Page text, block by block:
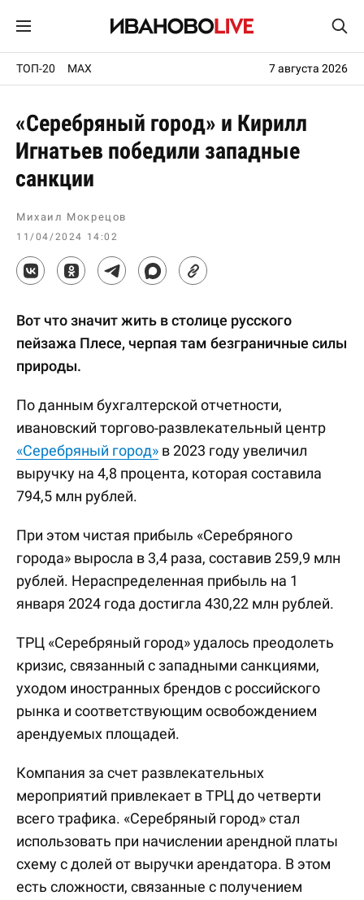
ТОП-20 MAX 7 августа 2026
«Серебряный город» и Кирилл
Игнатьев победили западные
санкции
Михаил Мокрецов
11/04/2024 14:02
Вот что значит жить в столице русского
пейзажа Плесе, черпая там безграничные силы
природы.
По данным бухгалтерской отчетности,
ивановский торгово-развлекательный центр
«Серебряный город» в 2023 году увеличил
выручку на 4,8 процента, которая составила
794,5 млн рублей.
При этом чистая прибыль «Серебряного
города» выросла в 3,4 раза, составив 259,9 млн
рублей. Нераспределенная прибыль на 1
января 2024 года достигла 430,22 млн рублей.
ТРЦ «Серебряный город» удалось преодолеть
кризис, связанный с западными санкциями,
уходом иностранных брендов с российского
рынка и соответствующим освобождением
арендуемых площадей.
Компания за счет развлекательных
мероприятий привлекает в ТРЦ до четверти
всего трафика. «Серебряный город» стал
использовать при начислении арендной платы
схему с долей от выручки арендатора. В этом
есть сложности, связанные с получением